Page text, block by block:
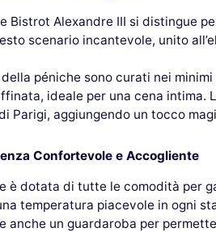
Bistrot Alexandre III si distingue
scenario incantevole, unito
péniche sono curati nei
ideale per una cena intima.
Parigi, aggiungendo un tocco
Confortevole e Accogliente
è dotata di tutte le comodità per
temperatura piacevole in ogni
anche un guardaroba per